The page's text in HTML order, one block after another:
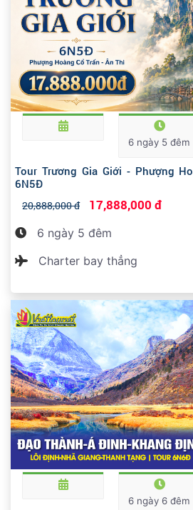
6 ngày 5 đêm
Tour Trương Gia Giới - Phượng
6N5Đ
20,888,000 đ 17,888,000 đ
6 ngày 5 đêm
Charter bay thẳng
6 ngày 6 đêm